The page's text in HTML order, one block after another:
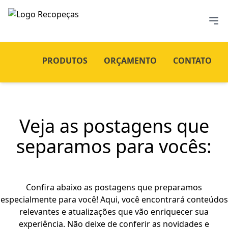
PRODUTOS ORÇAMENTO CONTATO
Veja as postagens que
separamos para vocês:
Confira abaixo as postagens que preparamos
especialmente para você! Aqui, você encontrará conteúdos
relevantes e atualizações que vão enriquecer sua
experiência. Não deixe de conferir as novidades e